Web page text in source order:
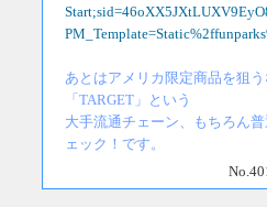
あとはアメリカ限定商品を狙
「TARGET」という
大手流通チェーン、もちろん
ェック！です。